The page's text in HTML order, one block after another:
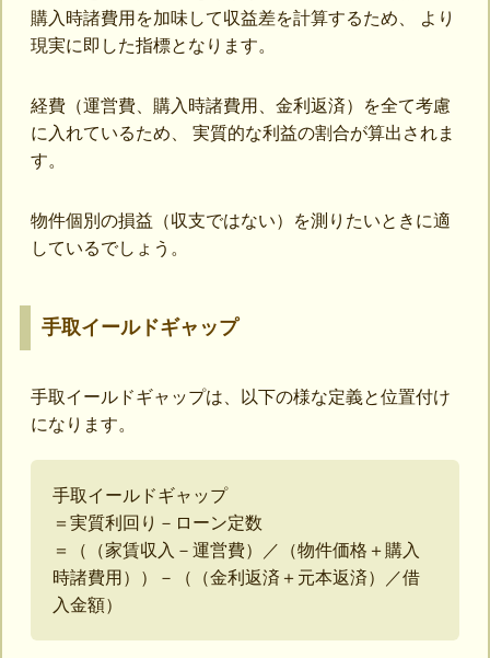
購入時諸費用を加味して収益差を計算するため、 より
現実に即した指標となります。
経費（運営費、購入時諸費用、金利返済）を全て考慮
に入れているため、 実質的な利益の割合が算出されま
す。
物件個別の損益（収支ではない）を測りたいときに適
しているでしょう。
手取イールドギャップ
手取イールドギャップは、以下の様な定義と位置付け
になります。
手取イールドギャップ
＝実質利回り－ローン定数
＝（（家賃収入－運営費）／（物件価格＋購入
時諸費用））－（（金利返済＋元本返済）／借
入金額）